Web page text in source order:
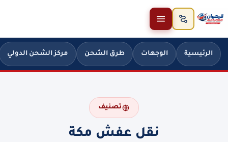
تخطَّ إلى المحتوى
الرئيسية الوجهات طرق الشحن مركز الشحن الدولي
تصنيف
نقل عفش مكة